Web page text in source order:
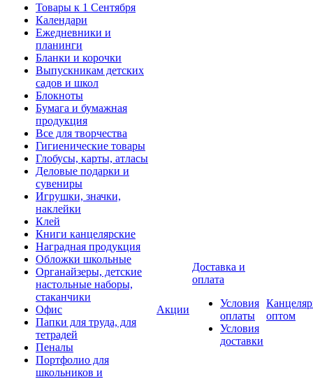
Товары к 1 Сентября
Календари
Ежедневники и
планинги
Бланки и корочки
Выпускникам детских
садов и школ
Блокноты
Бумага и бумажная
продукция
Все для творчества
Гигиенические товары
Глобусы, карты, атласы
Деловые подарки и
сувениры
Игрушки, значки,
наклейки
Клей
Книги канцелярские
Наградная продукция
Обложки школьные
Органайзеры, детские
настольные наборы,
стаканчики
Офис
Папки для труда, для
тетрадей
Пеналы
Портфолио для
школьников и
Акции
Доставка и
оплата
Условия
оплаты
Условия
доставки
оптом